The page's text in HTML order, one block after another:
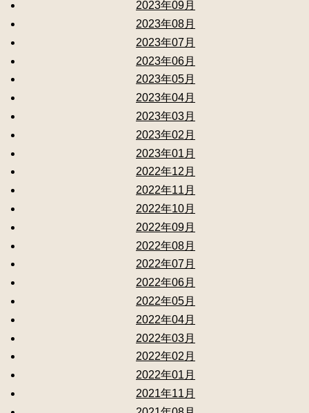
2023年09月
2023年08月
2023年07月
2023年06月
2023年05月
2023年04月
2023年03月
2023年02月
2023年01月
2022年12月
2022年11月
2022年10月
2022年09月
2022年08月
2022年07月
2022年06月
2022年05月
2022年04月
2022年03月
2022年02月
2022年01月
2021年11月